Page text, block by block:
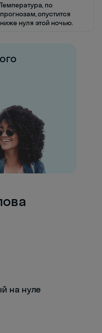
Температура, по
прогнозам, опустится
ниже нуля этой ночью.
на нуле